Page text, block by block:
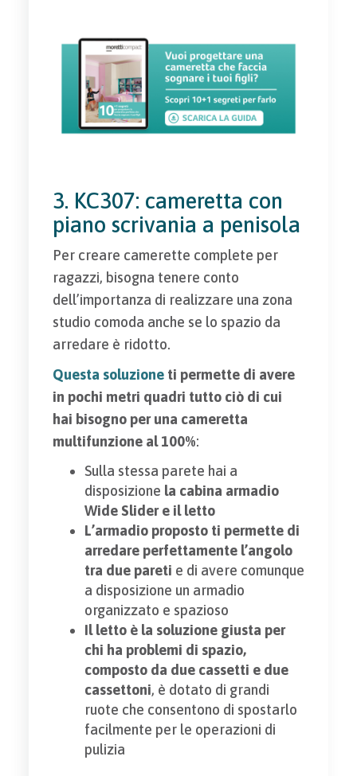
3. KC307: cameretta con
piano scrivania a penisola
Per creare camerette complete per
ragazzi, bisogna tenere conto
dell’importanza di realizzare una zona
studio comoda anche se lo spazio da
arredare è ridotto.
Questa soluzioneti permette di avere
in pochi metri quadri tutto ciò di cui
hai bisogno per una cameretta
multifunzione al 100%:
Sulla stessa parete hai a
disposizione la cabina armadio
Wide Slider e il letto
L’armadio proposto ti permette di
arredare perfettamente l’angolo
tra due pareti e di avere comunque
a disposizione un armadio
organizzato e spazioso
Il letto è la soluzione giusta per
chi ha problemi di spazio,
composto da due cassetti e due
cassettoni, è dotato di grandi
ruote che consentono di spostarlo
facilmente per le operazioni di
pulizia